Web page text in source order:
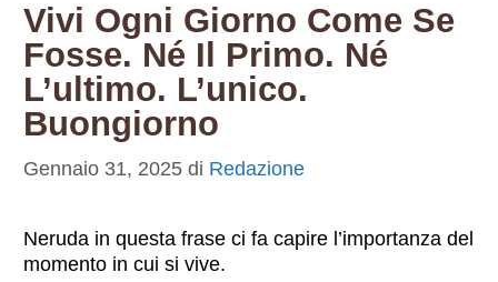
Vivi Ogni Giorno Come Se
Fosse. Né Il Primo. Né
L’ultimo. L’unico.
Buongiorno
Gennaio 31, 2025 di Redazione
Neruda in questa frase ci fa capire l’importanza del
momento in cui si vive.